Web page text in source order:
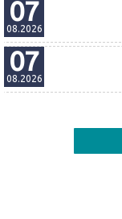
g. 13:00, Lubin
07
08.2026
SpiderMan:
g. 13:45, Lubin
07
08.2026